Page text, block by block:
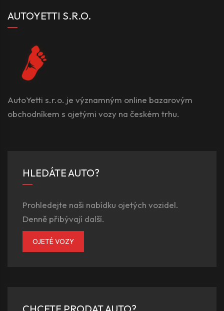
AUTOYETTI S.R.O.
AutoYetti s.r.o. je významným online bazarovým
obchodníkem s ojetými vozy na českém trhu.
HLEDÁTE AUTO?
Prohledejte naši nabídku ojetých vozidel.
Denně přibývají další.
OJETÉ VOZY